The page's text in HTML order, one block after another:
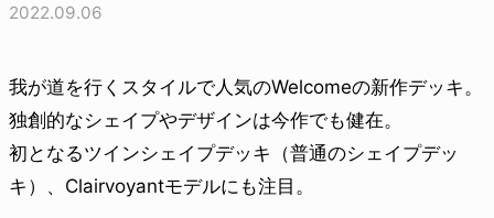
2022.09.06
我が道を行くスタイルで人気のWelcomeの新作デッキ。
独創的なシェイプやデザインは今作でも健在。
初となるツインシェイプデッキ（普通のシェイプデッ
キ）、Clairvoyantモデルにも注目。